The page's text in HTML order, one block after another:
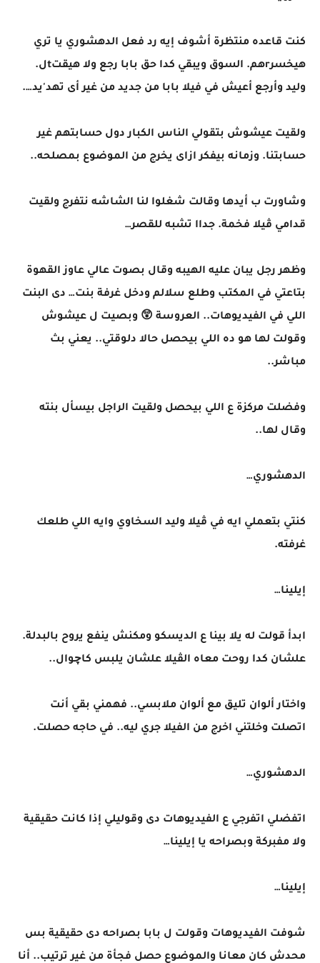
كنت قاعده منتظرة أشوف إيه رد فعل الدهشوري يا تري
هيخسرrهم. السوق ويبقي كدا حق بابا رجع ولا هيقتtل.
وليد وأرجع أعيش في فيلا بابا من جديد من غير أى تهد'يد….
ولقيت عيشوش بتقولي الناس الكبار دول حسابتهم غير
حسابتنا. وزمانه بيفكر ازاى يخرج من الموضوع بمصلحه..
وشاورت ب أيدها وقالت شغلوا لنا الشاشه نتفرج ولقيت
قدامي ڤيلا فخمة. جداا تشبه للقصر…
وظهر رجل يبان عليه الهيبه وقال بصوت عالي عاوز القهوة
بتاعتي في المكتب وطلع سلالم ودخل غرفة بنت… دى البنت
اللي في الفيديوهات.. العروسة 😲 وبصيت ل عيشوش
وقولت لها هو ده اللي بيحصل حالا دلوقتي.. يعني بث
مباشر..
وفضلت مركزة ع اللي بيحصل ولقيت الراجل بيسأل بنته
وقال لها..
الدهشوري…
كنتي بتعملي ايه في ڤيلا وليد السخاوي وايه اللي طلعك
غرفته.
إيلينا…
ابدأ قولت له يلا بينا ع الديسكو ومكنش ينفع يروح بالبدلة.
علشان كدا روحت معاه الڤيلا علشان يلبس كاچوال..
واختار ألوان تليق مع ألوان ملابسي.. فهمني بقي أنت
اتصلت وخلتني اخرج من الفيلا جري ليه.. في حاجه حصلت.
الدهشوري…
اتفضلي اتفرجي ع الفيديوهات دى وقوليلي إذا كانت حقيقية
ولا مفبركة وبصراحه يا إيلينا…
إيلينا…
شوفت الفيديوهات وقولت ل بابا بصراحه دى حقيقية بس
محدش كان معانا والموضوع حصل فجأة من غير ترتيب.. أنا